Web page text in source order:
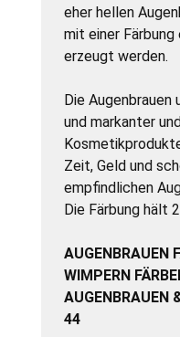
eher hellen
mit einer
erzeugt werden.
Die Augenbrauen
und markanter
Zeit, Geld und
empfindlichen
Die Färbung hält
AUGENBRAUEN
WIMPERN
AUGENBRAUEN
44